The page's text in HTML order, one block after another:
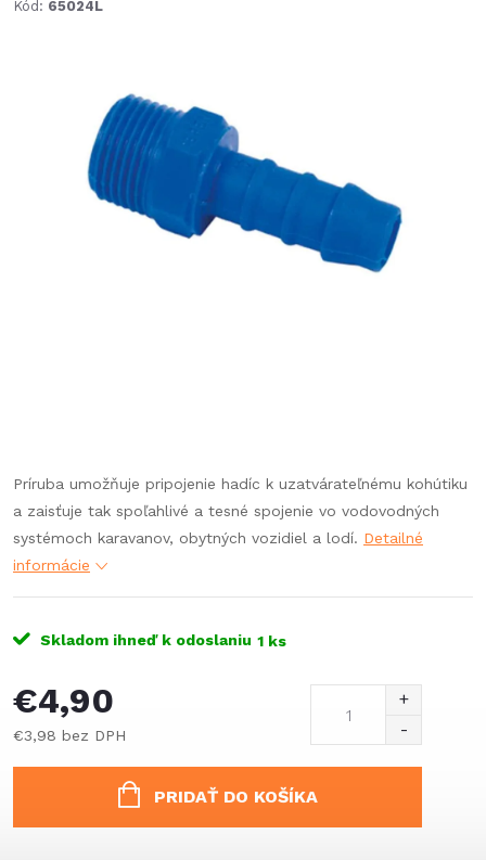
Kód: 65024L
Príruba umožňuje pripojenie hadíc k uzatvárateľnému kohútiku
a zaisťuje tak spoľahlivé a tesné spojenie vo vodovodných
systémoch karavanov, obytných vozidiel a lodí. Detailné
informácie
Skladom ihneď k odoslaniu 1 ks
€4,90
€3,98 bez DPH
PRIDAŤ DO KOŠÍKA